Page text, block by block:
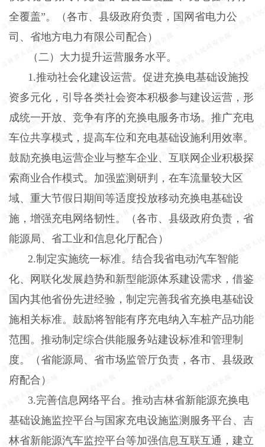
全覆盖”。（各市、县级政府负责，国网省电力公
司、省地方电力有限公司配合）
（二）大力提升运营服务水平。
1.推动社会化建设运营。促进充换电基础设施投
资多元化，引导各类社会资本积极参与建设运营，形
成统一开放、竞争有序的充换电服务市场。推广充电
车位共享模式，提高车位和充电基础设施利用效率。
鼓励充换电运营企业与整车企业、互联网企业积极探
索商业合作模式。加强监测研判，在车流量较大区
域、重大节假日期间等适度投放移动充换电基础设
施，增强充电网络韧性。（各市、县级政府负责，省
能源局、省工业和信息化厅配合）
2.制定实施统一标准。结合我省电动汽车智能
化、网联化发展趋势和新型能源体系建设需求，借鉴
国内其他省份先进经验，制定完善我省充换电基础设
施相关标准。鼓励将智能有序充电纳入车桩产品功能
范围。推动制定综合供能服务站建设标准和管理制
度。（省能源局、省市场监管厅负责，各市、县级政
府配合）
3.完善信息网络平台。推动吉林省新能源充换电
基础设施监控平台与国家充电设施监测服务平台、吉
林省新能源汽车监控平台等加强信息互联互通，建立